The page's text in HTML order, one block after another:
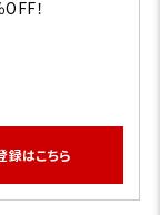
！
録はこちら